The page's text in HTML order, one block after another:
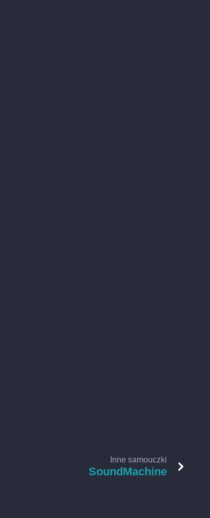
Inne samouczki
SoundMachine